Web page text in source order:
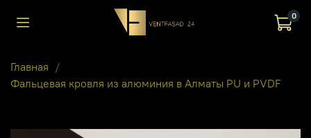
0
Главная
Фальцевая кровля из алюминия в Алматы PU и PVDF